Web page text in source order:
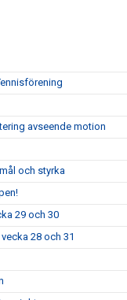
avseende motion
och styrka
29 och 30
28 och 31